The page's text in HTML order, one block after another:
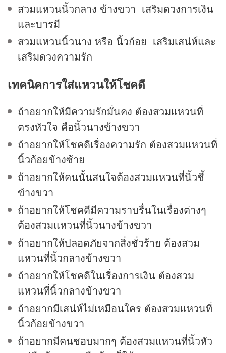
สวมแหวนนิ้วกลาง ข้างขวา เสริมดวงการเงิน
และบารมี
สวมแหวนนิ้วนาง หรือ นิ้วก้อย เสริมเสน่ห์และ
เสริมดวงความรัก
เทคนิคการใส่แหวนให้โชคดี
ถ้าอยากให้มีความรักมั่นคง ต้องสวมแหวนที่
ตรงหัวใจ คือนิ้วนางข้างขวา
ถ้าอยากให้โชคดีเรื่องความรัก ต้องสวมแหวนที่
นิ้วก้อยข้างซ้าย
ถ้าอยากให้คนนั้นสนใจต้องสวมแหวนที่นิ้วชี้
ข้างขวา
ถ้าอยากให้โชคดีมีความราบรื่นในเรื่องต่างๆ
ต้องสวมแหวนที่นิ้วนางข้างขวา
ถ้าอยากให้ปลอดภัยจากสิ่งชั่วร้าย ต้องสวม
แหวนที่นิ้วกลางข้างขวา
ถ้าอยากให้โชคดีในเรื่องการเงิน ต้องสวม
แหวนที่นิ้วกลางข้างขวา
ถ้าอยากมีเสน่ห์ไม่เหมือนใคร ต้องสวมแหวนที่
นิ้วก้อยข้างขวา
ถ้าอยากมีคนชอบมากๆ ต้องสวมแหวนที่นิ้วหัว